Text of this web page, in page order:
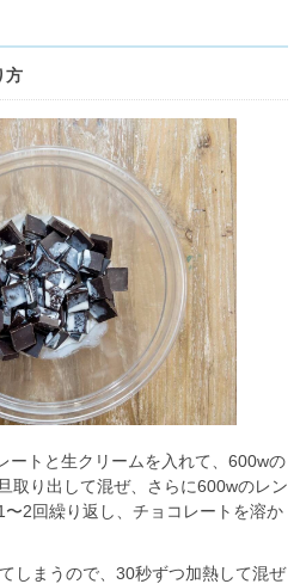
方
トと生クリームを入れて、600wの
取り出して混ぜ、さらに600wのレン
2回繰り返し、チョコレートを溶か
しまうので、30秒ずつ加熱して混ぜ